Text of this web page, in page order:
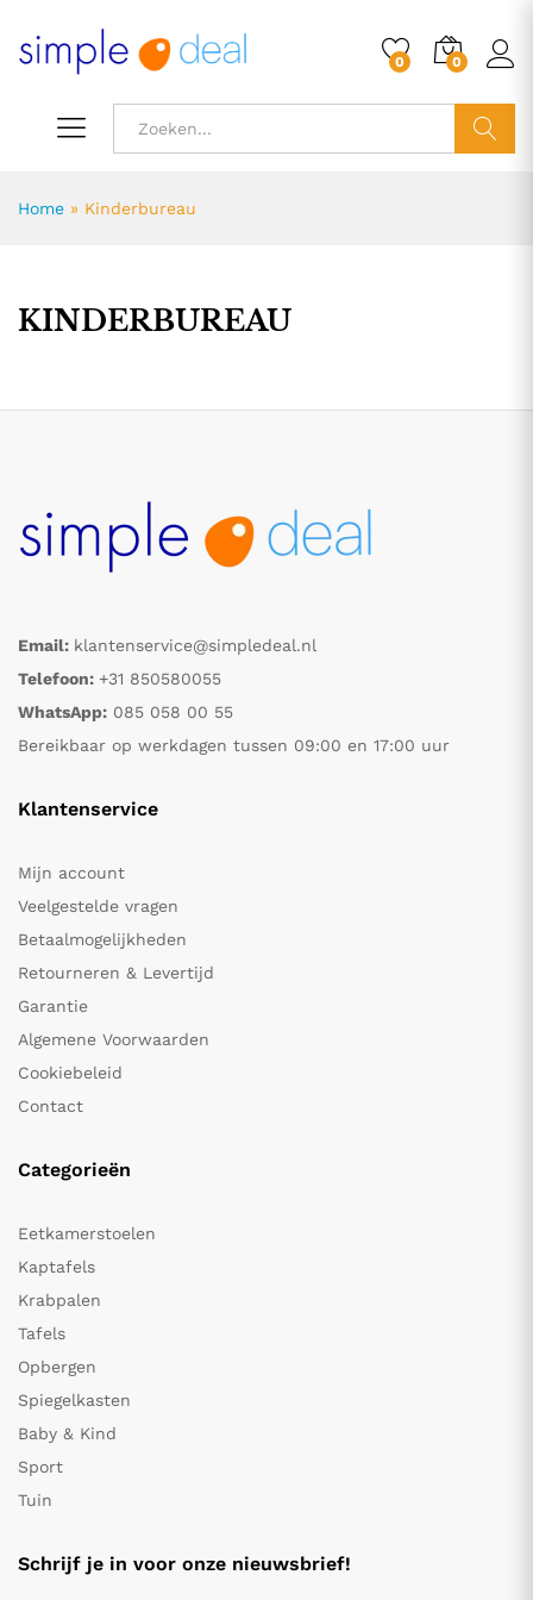
0 0
Home » Kinderbureau
KINDERBUREAU
Email: klantenservice@simpledeal.nl
Telefoon: +31 850580055
WhatsApp: 085 058 00 55
Bereikbaar op werkdagen tussen 09:00 en 17:00 uur
Klantenservice
Mijn account
Veelgestelde vragen
Betaalmogelijkheden
Retourneren & Levertijd
Garantie
Algemene Voorwaarden
Cookiebeleid
Contact
Categorieën
Eetkamerstoelen
Kaptafels
Krabpalen
Tafels
Opbergen
Spiegelkasten
Baby & Kind
Sport
Tuin
Schrijf je in voor onze nieuwsbrief!